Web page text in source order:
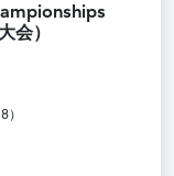
会）